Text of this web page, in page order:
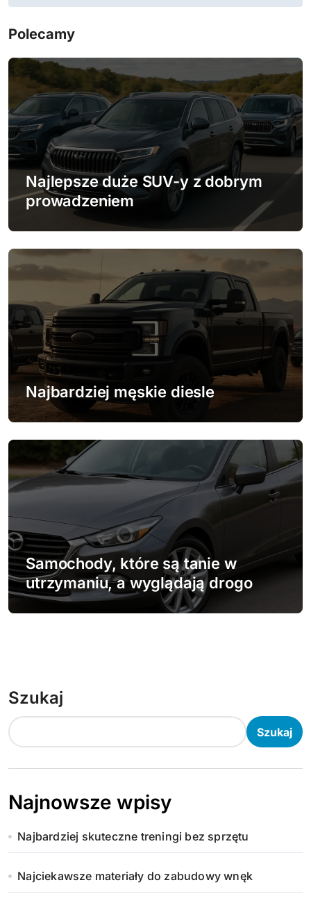
i
g
a
c
j
a
i
s
u
Polecamy
Najlepsze duże SUV-y z dobrym
prowadzeniem
Najbardziej męskie diesle
Samochody, które są tanie w
utrzymaniu, a wyglądają drogo
Szukaj
Szukaj
Najnowsze wpisy
Najbardziej skuteczne treningi bez sprzętu
Najciekawsze materiały do zabudowy wnęk